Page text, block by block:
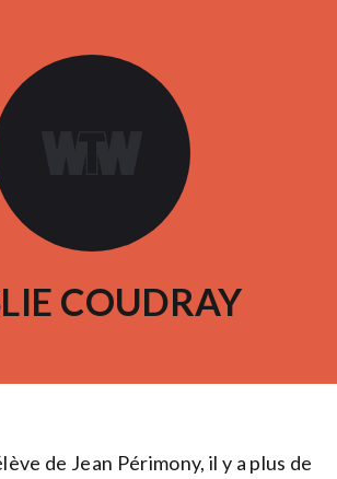
COUDRAY
de Jean Périmony, il y a plus de